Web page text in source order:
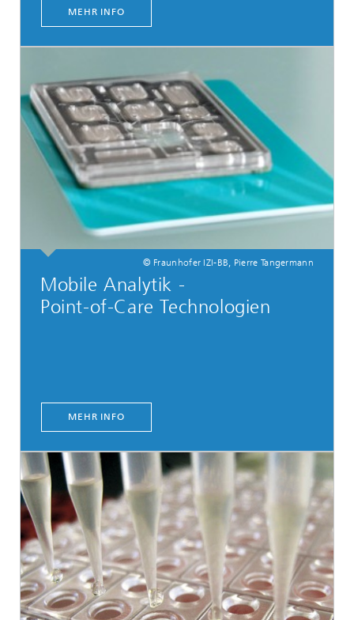
MEHR INFO
© Fraunhofer IZI-BB, Pierre Tangermann
Mobile Analytik -
Point-of-Care Technologien
MEHR INFO